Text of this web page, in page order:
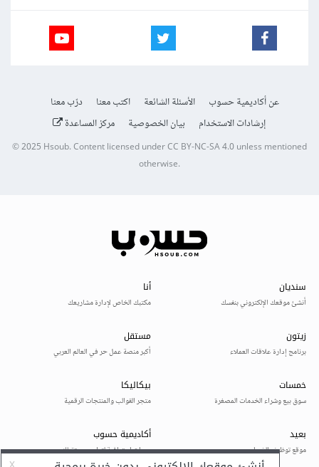
عن أكاديمية حسوب الأسئلة الشائعة اكتب معنا
درّب معنا
إرشادات الاستخدام
بيان الخصوصية مركز المساعدة
© 2025Hsoub.Content licensed underCC BY-NC-SA 4.0unless mentioned
otherwise.